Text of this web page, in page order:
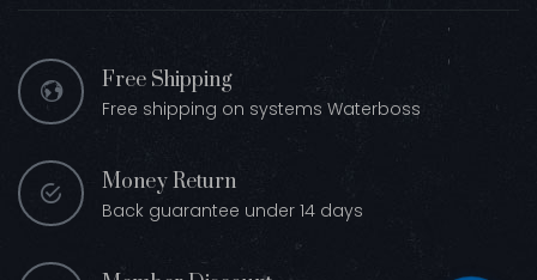
Free Shipping
Free shipping on systems Waterboss
Money Return
Back guarantee under 14 days